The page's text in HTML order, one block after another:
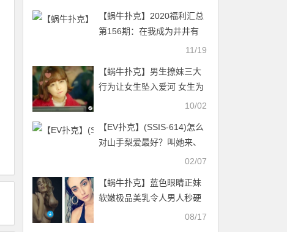
【蜗牛扑克】2020福利汇总
第156期：在我成为井井有
11/19
【蜗牛扑克】男生撩妹三大
行为让女生坠入爱河 女生为
什么抵挡不住男生撩妹行为
10/02
【EV扑克】(SSIS-614)怎么
对山手梨爱最好？叫她来、
疯狂干她两天两夜就对了！
02/07
【蜗牛扑克】蓝色眼睛正妹
软嫩极品美乳令人男人秒硬
08/17